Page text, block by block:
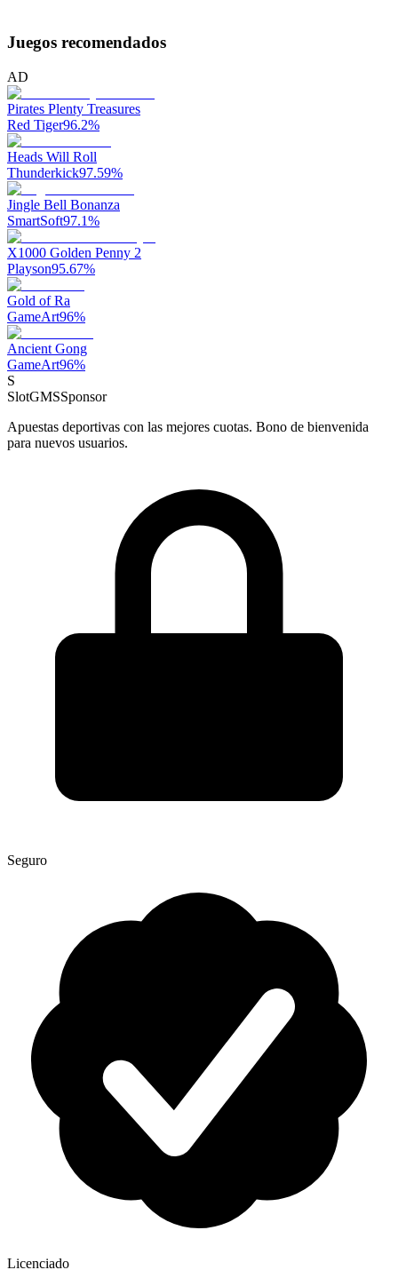
Juegos recomendados
AD
Pirates Plenty Treasures
Red Tiger96.2%
Heads Will Roll
Thunderkick97.59%
Jingle Bell Bonanza
SmartSoft97.1%
X1000 Golden Penny 2
Playson95.67%
Gold of Ra
GameArt96%
Ancient Gong
GameArt96%
S
SlotGMSSponsor
Apuestas deportivas con las mejores cuotas. Bono de bienvenida
para nuevos usuarios.
Seguro
Licenciado